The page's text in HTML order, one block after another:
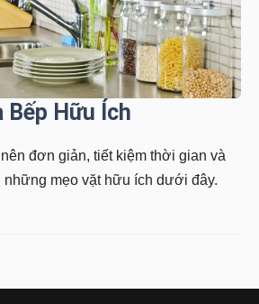
Bếp Hữu Ích
đơn giản, tiết kiệm thời gian và
những mẹo vặt hữu ích dưới đây.